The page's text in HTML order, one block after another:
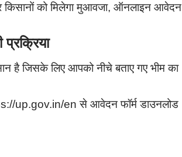
को मिलेगा मुआवजा, ऑनलाइन आवेदन
है जिसके लिए आपको नीचे बताए गए भीम का
up.gov.in/en से आवेदन फॉर्म डाउनलोड